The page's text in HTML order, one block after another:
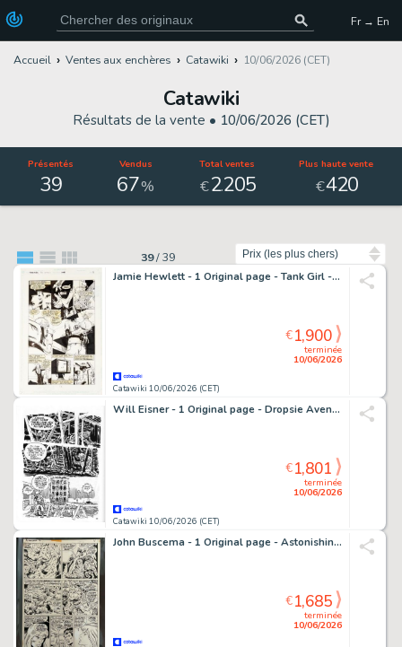
Fr → En
Accueil Ventes aux enchères Catawiki 10/06/2026 (CET)
Catawiki
Résultats de la vente • 10/06/2026 (CET)
Présentés
39
Vendus
67%
Total ventes
€2.205
Plus haute vente
€420
39/39
Jamie Hewlett - 1 Original page - Tank Girl - The Odissey - 1995
Catawiki 10/06/2026 (CET)
terminée
10/06/2026
€1,900
Will Eisner - 1 Original page - Dropsie Avenue - 1994
Catawiki 10/06/2026 (CET)
terminée
10/06/2026
€1,801
John Buscema - 1 Original page - Astonishing Tales - Astonishing Tales - 1970
terminée
10/06/2026
€1,685